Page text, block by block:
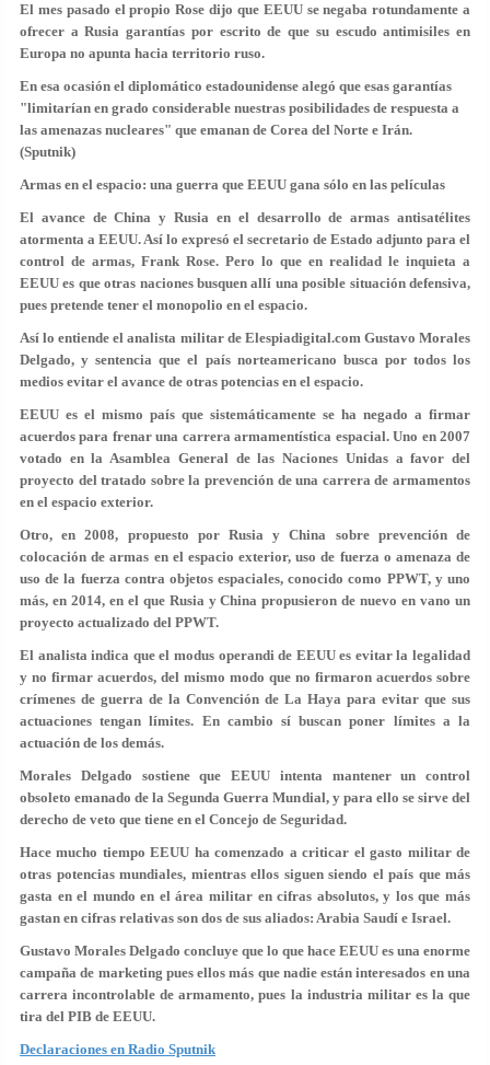
El mes pasado el propio Rose dijo que EEUU se negaba rotundamente a
ofrecer a Rusia garantías por escrito de que su escudo antimisiles en
Europa no apunta hacia territorio ruso.
En esa ocasión el diplomático estadounidense alegó que esas garantías
"limitarían en grado considerable nuestras posibilidades de respuesta a
las amenazas nucleares" que emanan de Corea del Norte e Irán.
(Sputnik)
Armas en el espacio: una guerra que EEUU gana sólo en las películas
El avance de China y Rusia en el desarrollo de armas antisatélites
atormenta a EEUU. Así lo expresó el secretario de Estado adjunto para el
control de armas, Frank Rose. Pero lo que en realidad le inquieta a
EEUU es que otras naciones busquen allí una posible situación defensiva,
pues pretende tener el monopolio en el espacio.
Así lo entiende el analista militar de Elespiadigital.comGustavo Morales
Delgado, y sentencia que el país norteamericano busca por todos los
medios evitar el avance de otras potencias en el espacio.
EEUU es el mismo país que sistemáticamente se ha negado a firmar
acuerdos para frenar una carrera armamentística espacial. Uno en 2007
votado en la Asamblea General de las Naciones Unidas a favor del
proyecto del tratado sobre la prevención de una carrera de armamentos
en el espacio exterior.
Otro, en 2008, propuesto por Rusia y China sobre prevención de
colocación de armas en el espacio exterior, uso de fuerza o amenaza de
uso de la fuerza contra objetos espaciales, conocido como PPWT, y uno
más, en 2014, en el que Rusia y China propusieron de nuevo en vano un
proyecto actualizado del PPWT.
El analista indica que el modus operandi de EEUU es evitar la legalidad
y no firmar acuerdos, del mismo modo que no firmaron acuerdos sobre
crímenes de guerra de la Convención de La Haya para evitar que sus
actuaciones tengan límites. En cambio sí buscan poner límites a la
actuación de los demás.
Morales Delgado sostiene que EEUU intenta mantener un control
obsoleto emanado de la Segunda Guerra Mundial, y para ello se sirve del
derecho de veto que tiene en el Concejo de Seguridad.
Hace mucho tiempo EEUU ha comenzado a criticar el gasto militar de
otras potencias mundiales, mientras ellos siguen siendo el país que más
gasta en el mundo en el área militar en cifras absolutos, y los que más
gastan en cifras relativas son dos de sus aliados: Arabia Saudí e Israel.
Gustavo Morales Delgado concluye que lo que hace EEUU es una enorme
campaña de marketing pues ellos más que nadie están interesados en una
carrera incontrolable de armamento, pues la industria militar es la que
tira del PIB de EEUU.
Declaraciones en Radio Sputnik